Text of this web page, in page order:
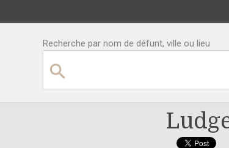
Recherche par nom de défunt, ville ou lieu